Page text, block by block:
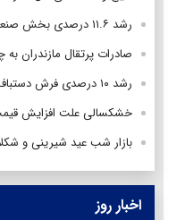
رشد ۱۱.۶ درصدی بخش صنعت در پاییز امسال
صادرات پرتقال مازندران به
رشد ۱۰ درصدی فرش دستباف در ۱۰ ماهه امسال
خشکسالی علت افزایش
بازار شب عید شیرینی و
اخبار روز